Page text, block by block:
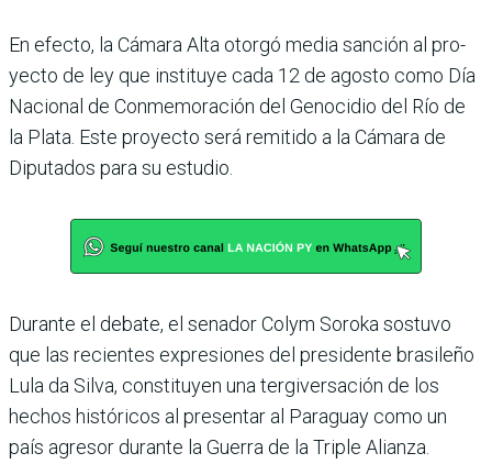
En efecto, la Cámara Alta otorgó media sanción al pro­
yecto de ley que instituye cada 12 de agosto como Día
Nacional de Conmemora­ción del Genocidio del Río de
la Plata. Este proyecto será remitido a la Cámara de
Diputados para su estudio.
Durante el debate, el senador Colym Soroka sostuvo
que las recientes expresiones del presidente brasileño
Lula da Silva, constituyen una tergi­versación de los
hechos histó­ricos al presentar al Paraguay como un
país agresor durante la Guerra de la Triple Alianza.